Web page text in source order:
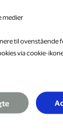
medier
til ovenstående
via cookie-